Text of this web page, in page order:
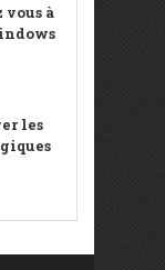
vous à
les